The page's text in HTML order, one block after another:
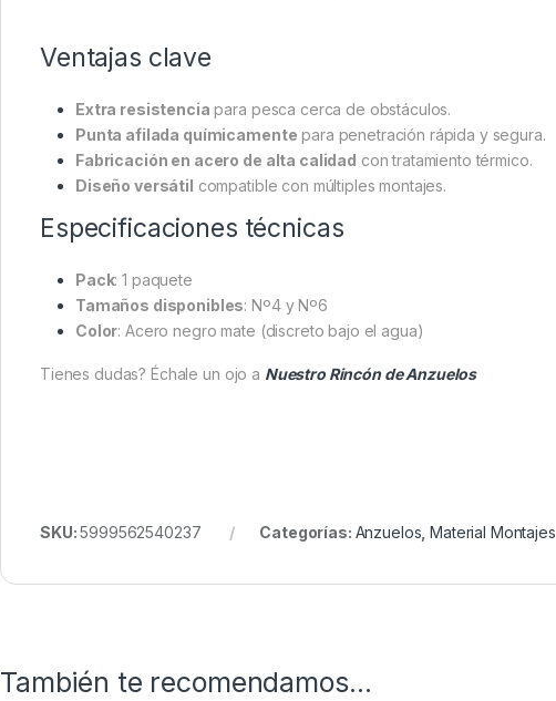
Ventajas clave
Extra resistencia para pesca cerca de obstáculos.
Punta afilada químicamente para penetración rápida y segura.
Fabricación en acero de alta calidad con tratamiento térmico.
Diseño versátil compatible con múltiples montajes.
Especificaciones técnicas
Pack: 1 paquete
Tamaños disponibles: Nº4 y Nº6
Color: Acero negro mate (discreto bajo el agua)
Tienes dudas? Échale un ojo a Nuestro Rincón de Anzuelos
SKU:5999562540237 Categorías: Anzuelos ,Material Montajes
También te recomendamos…